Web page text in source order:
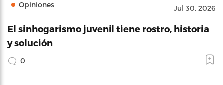
Opiniones Jul 30, 2026
El sinhogarismo juvenil tiene rostro, historia
y solución
0